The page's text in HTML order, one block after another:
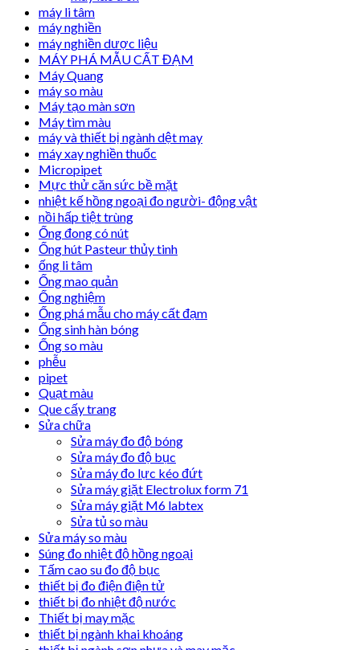
máy li tâm
máy nghiền
máy nghiền dược liệu
MÁY PHÁ MẪU CẤT ĐẠM
Máy Quang
máy so màu
Máy tạo màn sơn
Máy tìm màu
máy và thiết bị ngành dệt may
máy xay nghiền thuốc
Micropipet
Mực thử căn sức bề mặt
nhiệt kế hồng ngoại đo người- động vật
nồi hấp tiệt trùng
Ống đong có nút
Ống hút Pasteur thủy tinh
ống li tâm
Ống mao quản
Ống nghiệm
Ống phá mẫu cho máy cất đạm
Ống sinh hàn bóng
Ống so màu
phễu
pipet
Quạt màu
Que cấy trang
Sửa chữa
Sửa máy đo độ bóng
Sửa máy đo độ bục
Sửa máy đo lực kéo đứt
Sửa máy giặt Electrolux form 71
Sửa máy giặt M6 labtex
Sửa tủ so màu
Sửa máy so màu
Súng đo nhiệt độ hồng ngoại
Tấm cao su đo độ bục
thiết bị đo điện điện tử
thiết bị đo nhiệt độ nước
Thiết bị may mặc
thiết bị ngành khai khoáng